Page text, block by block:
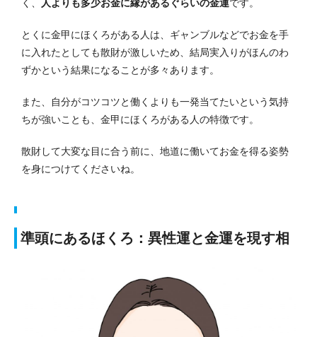
く、
人よりも多少お金に縁があるぐらいの金運です。
とくに金甲にほくろがある人は、ギャンブルなどでお金を手
に入れたとしても散財が激しいため、結局実入りがほんのわ
ずかという結果になることが多々あります。
また、自分がコツコツと働くよりも一発当てたいという気持
ちが強いことも、金甲にほくろがある人の特徴です。
散財して大変な目に合う前に、地道に働いてお金を得る姿勢
を身につけてくださいね。
準頭にあるほくろ：異性運と金運を現す相